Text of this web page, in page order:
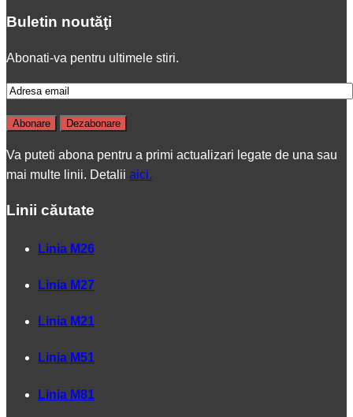
Buletin noutăţi
Abonati-va pentru ultimele stiri.
Va puteti abona pentru a primi actualizari legate de una sau
mai multe linii. Detalii aici.
Linii căutate
Linia M26
Linia M27
Linia M21
Linia M51
Linia M81